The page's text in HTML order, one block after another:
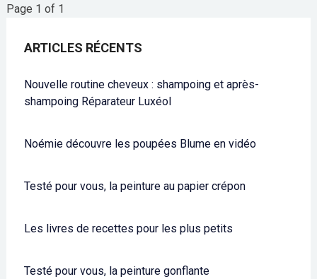
Page 1 of 1
ARTICLES RÉCENTS
Nouvelle routine cheveux : shampoing et après-
shampoing Réparateur Luxéol
Noémie découvre les poupées Blume en vidéo
Testé pour vous, la peinture au papier crépon
Les livres de recettes pour les plus petits
Testé pour vous, la peinture gonflante